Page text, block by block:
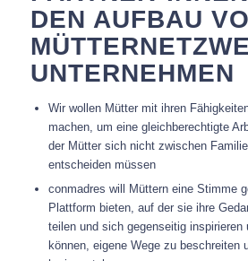
DEN AUFBAU
UNTERNEHMEN
Wir wollen Mütter mit ihren
machen, um eine gleichberechtigte
der Mütter sich nicht zwischen
entscheiden müssen
conmadres will Müttern eine Stimme
Plattform bieten, auf der sie ihre
teilen und sich gegenseitig inspirieren
können, eigene Wege zu beschreiten